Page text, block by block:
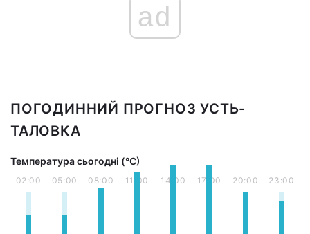
ad
ПОГОДИННИЙ ПРОГНОЗ УСТЬ-
ТАЛОВКА
Температура сьогодні (°С)
02:00 05:00 08:00 11:00 14:00 17:00 20:00 23:00